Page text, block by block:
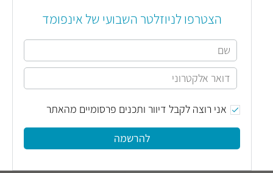
הצטרפו לניוזלטר השבועי של אינפומד
אני רוצה לקבל דיוור ותכנים פרסומיים מהאתר
להרשמה